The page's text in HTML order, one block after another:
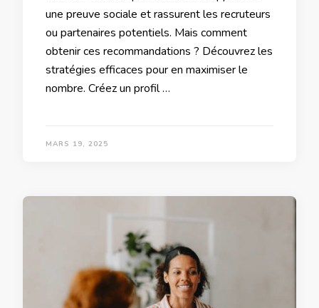
une preuve sociale et rassurent les recruteurs
ou partenaires potentiels. Mais comment
obtenir ces recommandations ? Découvrez les
stratégies efficaces pour en maximiser le
nombre. Créez un profil …
MARS 19, 2025